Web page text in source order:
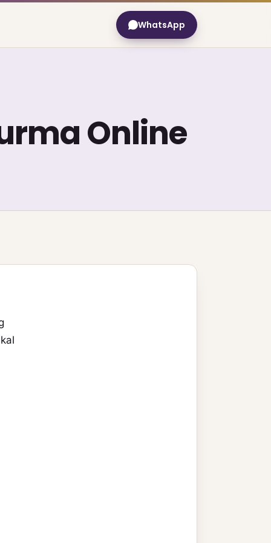
WhatsApp
Online